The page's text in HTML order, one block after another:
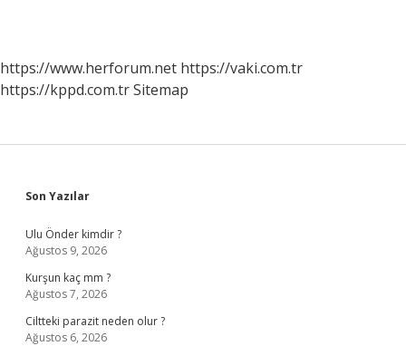
https://www.herforum.net https://vaki.com.tr
https://kppd.com.trSitemap
Sidebar
Son Yazılar
Ulu Önder kimdir ?
Ağustos 9, 2026
Kurşun kaç mm ?
Ağustos 7, 2026
Ciltteki parazit neden olur ?
Ağustos 6, 2026